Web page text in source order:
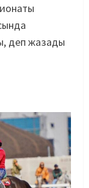
деп жазады